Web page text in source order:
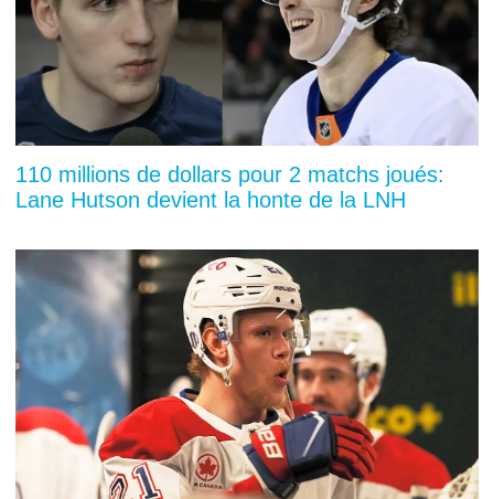
110 millions de dollars pour 2 matchs joués:
Lane Hutson devient la honte de la LNH